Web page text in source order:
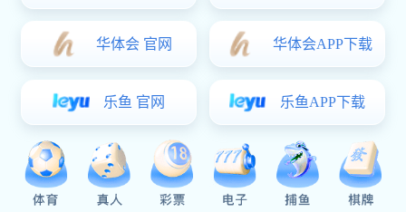
12000 12
30 年
行业经验
95
月产能高达